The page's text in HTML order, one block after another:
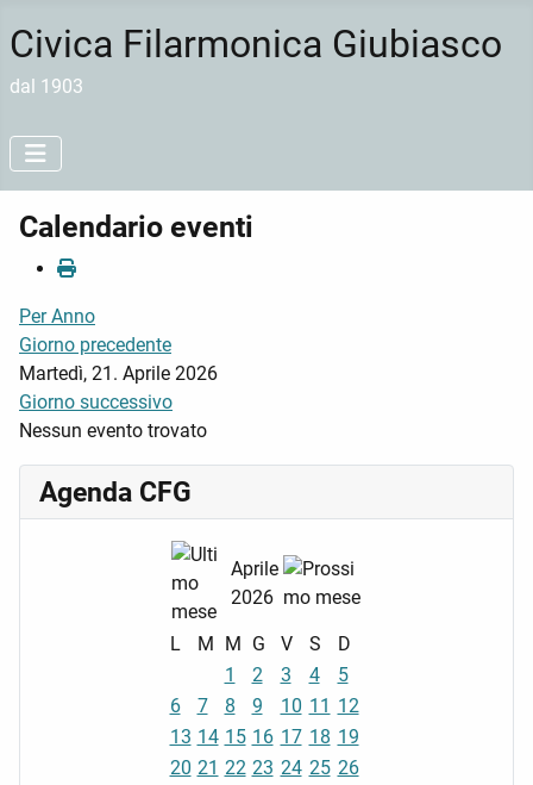
Civica Filarmonica Giubiasco
dal 1903
Calendario eventi
Per Anno
Giorno precedente
Martedì, 21. Aprile 2026
Giorno successivo
Nessun evento trovato
Agenda CFG
Aprile
2026
L M M G V S
D
1
2 3 4
5
6
7 8 9 10 11 12
13 14 15 16 17 18 19
20 21 22 23 24 25 26